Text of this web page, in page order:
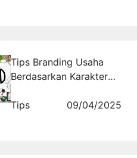
Tips Branding Usaha
Berdasarkan Karakter
Tips
09/04/2025